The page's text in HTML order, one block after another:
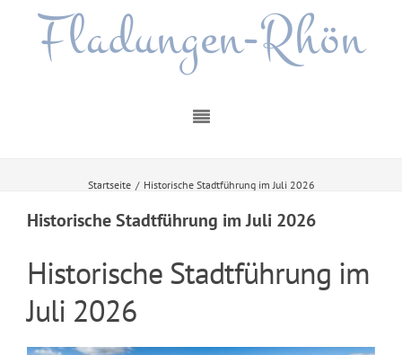
Fladungen-Rhön
Startseite / Historische Stadtführung im Juli 2026
Historische Stadtführung im Juli 2026
Historische Stadtführung im
Juli 2026